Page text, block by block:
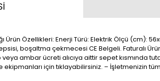
Ürün Özellikleri: Enerji Türü: Elektrik Ölçü
boşaltma çekmecesi CE Belgeli. Faturalı
ambar ücreti alıcıya aittir sepet kısmında
için tıklayabilirsiniz. – İşletmenizin